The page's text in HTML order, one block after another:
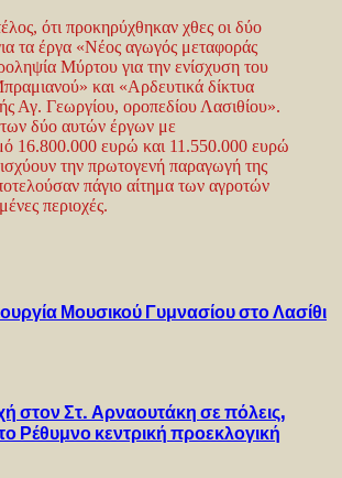
ότι προκηρύχθηκαν χθες οι δύο
τα έργα «Νέος αγωγός μεταφοράς
Μύρτου για την ενίσχυση του
και «Αρδευτικά δίκτυα
Αγ. Γεωργίου, οροπεδίου Λασιθίου».
δύο αυτών έργων με
16.800.000 ευρώ και 11.550.000 ευρώ
την πρωτογενή παραγωγή της
πάγιο αίτημα των αγροτών
περιοχές.
Μουσικού Γυμνασίου στο Λασίθι
στον Στ. Αρναουτάκη σε πόλεις,
Ρέθυμνο κεντρική προεκλογική